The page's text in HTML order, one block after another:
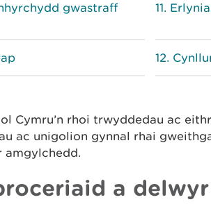
gwastraff
Cymru’n rhoi trwyddedau ac
ac unigolion gynnal rhai
amgylchedd.
a